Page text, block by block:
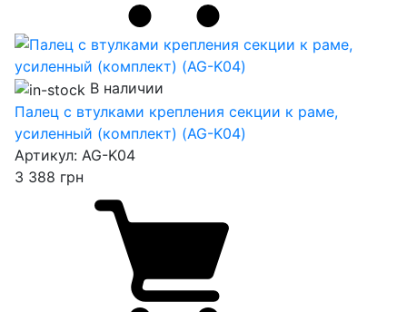
В наличии
Палец с втулками крепления секции к раме,
усиленный (комплект) (AG-K04)
Артикул: AG-K04
3 388 грн